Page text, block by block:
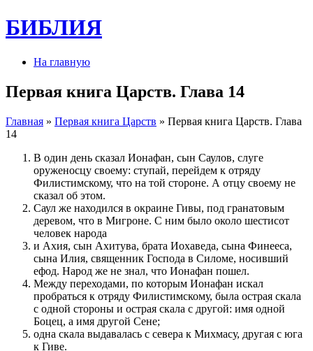
БИБЛИЯ
На главную
Первая книга Царств. Глава 14
Главная » Первая книга Царств » Первая книга Царств. Глава
14
В один день сказал Ионафан, сын Саулов, слуге
оруженосцу своему: ступай, перейдем к отряду
Филистимскому, что на той стороне. А отцу своему не
сказал об этом.
Саул же находился в окраине Гивы, под гранатовым
деревом, что в Мигроне. С ним было около шестисот
человек народа
и Ахия, сын Ахитува, брата Иохаведа, сына Финееса,
сына Илия, священник Господа в Силоме, носивший
ефод. Народ же не знал, что Ионафан пошел.
Между переходами, по которым Ионафан искал
пробраться к отряду Филистимскому, была острая скала
с одной стороны и острая скала с другой: имя одной
Боцец, а имя другой Сене;
одна скала выдавалась с севера к Михмасу, другая с юга
к Гиве.